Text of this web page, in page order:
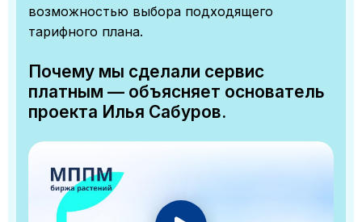
возможностью выбора подходящего
тарифного плана.
Почему мы сделали сервис
платным — объясняет основатель
проекта Илья Сабуров.